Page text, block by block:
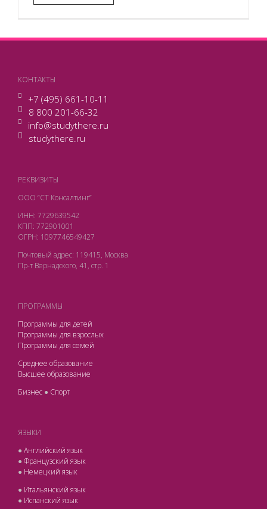
КОНТАКТЫ
+7 (495) 661-10-11
8 800 201-66-32
info@studythere.ru
studythere.ru
РЕКВИЗИТЫ
ООО “СТ Консалтинг”
ИНН: 7729639542
КПП: 772901001
ОГРН: 1097746549427
Почтовый адрес: 119415, Москва
Пр-т Вернадского, 41, стр. 1
ПРОГРАММЫ
Программы для детей
Программы для взрослых
Программы для семей
Среднее образование
Высшее образование
Бизнес ● Спорт
ЯЗЫКИ
●Английский язык
●Французский язык
● Немецкий язык
● Итальянский язык
● Испанский язык